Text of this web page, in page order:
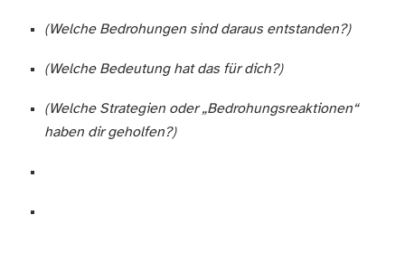
(Welche Bedrohungen sind daraus entstanden?)
(Welche Bedeutung hat das für dich?)
(Welche Strategien oder „Bedrohungsreaktionen“
haben dir geholfen?)